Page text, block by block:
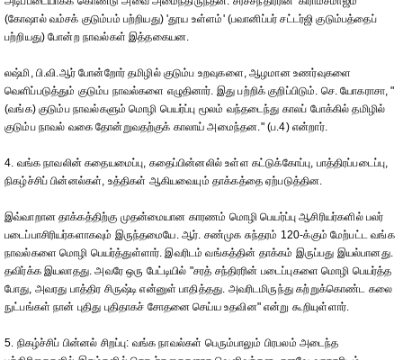
(கோஷால் வம்சக் குடும்பம் பற்றியது) 'தூய உள்ளம்' (பவானிப்பர் சட்டர்ஜி குடும்பத்தைப்
பற்றியது) போன்ற நாவல்கள் இத்தகையன.
லஷ்மி, பி.வி.ஆர் போன்றோர் தமிழில் குடும்ப உறவுகளை, ஆழமான உணர்வுகளை
வெளிப்படுத்தும் குடும்ப நாவல்களை எழுதினார். இது பற்றிக் குறிப்பிடும். செ. யோகராசா, "
(வங்க) குடும்ப நாவல்களும் மொழி பெயர்ப்பு மூலம் வந்தடைந்து காலப் போக்கில் தமிழில்
குடும்ப நாவல் வகை தோன்றுவதற்குக் காலாய் அமைந்தன." (ப.4) என்றார்.
4. வங்க நாவலின் கதையமைப்பு, கதைப்பின்னலில் உள்ள கட்டுக்கோப்பு, பாத்திரப்படைப்பு,
நிகழ்ச்சிப் பின்னல்கள், உத்திகள் ஆகியவையும் தாக்கத்தை ஏற்படுத்தின.
இவ்வாறான தாக்கத்திற்கு முதன்மையான காரணம் மொழி பெயர்ப்பு ஆசிரியர்களில் பலர்
படைப்பாசிரியர்களாகவும் இருந்தமையே. ஆர். சண்முக சுந்தரம் 120-க்கும் மேற்பட்ட வங்க
நாவல்களை மொழி பெயர்த்துள்ளார். இவரிடம் வங்கத்தின் தாக்கம் இருப்பது இயல்பானது.
தவிர்க்க இயலாதது. அவரே ஒரு பேட்டியில் "சரத் சந்திரரின் படைப்புகளை மொழி பெயர்த்த
போது, அவரது பாத்திர சிருஷ்டி என்னுள் பாதித்தது. அவரிடமிருந்து கற்றுக்கொண்ட கலை
நுட்பங்கள் நான் புதிது புதிதாகச் சோதனை செய்ய உதவின" என்று கூறியுள்ளார்.
5. நிகழ்ச்சிப் பின்னல் சிறப்பு: வங்க நாவல்கள் பெரும்பாலும் பிரபலம் அடைந்த